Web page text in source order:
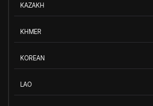
KAZAKH
KHMER
KOREAN
LAO